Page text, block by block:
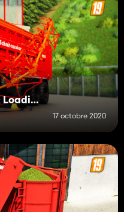
Rapide 8400 Windrower & Loading Wagon
17 octobre 2020